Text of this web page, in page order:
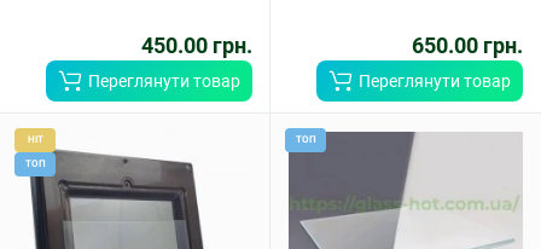
450.00 грн.
Переглянути товар
650.00 грн.
Переглянути товар
HIT
ТОП
ТОП